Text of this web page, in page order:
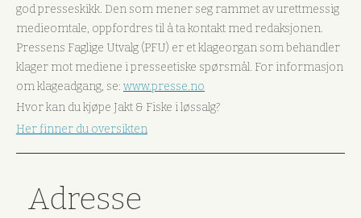
god presseskikk. Den som mener seg rammet av urettmessig
medieomtale, oppfordres til å ta kontakt med redaksjonen.
Pressens Faglige Utvalg (PFU) er et klageorgan som behandler
klager mot mediene i presseetiske spørsmål. For informasjon
om klageadgang, se: www.presse.no
Hvor kan du kjøpe Jakt & Fiske i løssalg?
Her finner du oversikten
Adresse